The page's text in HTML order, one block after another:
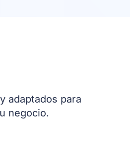
adaptados para
negocio.